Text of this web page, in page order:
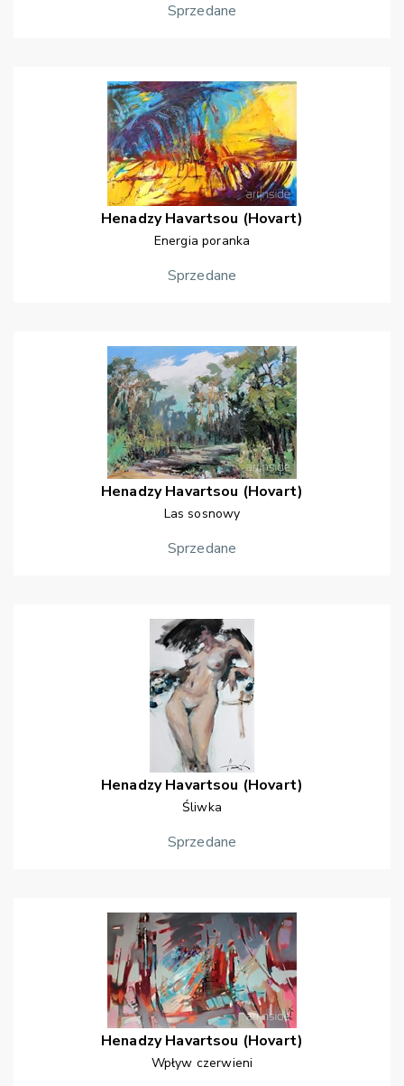
Sprzedane
Henadzy Havartsou (Hovart)
Energia poranka
Sprzedane
Henadzy Havartsou (Hovart)
Las sosnowy
Sprzedane
Henadzy Havartsou (Hovart)
Śliwka
Sprzedane
Henadzy Havartsou (Hovart)
Wpływ czerwieni